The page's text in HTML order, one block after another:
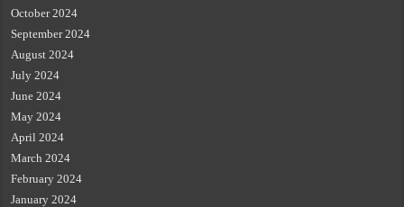
October 2024
September 2024
August 2024
July 2024
June 2024
May 2024
April 2024
March 2024
February 2024
January 2024